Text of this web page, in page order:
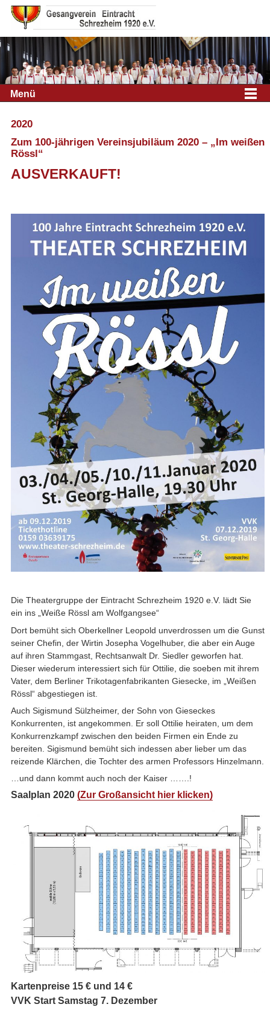
Menü
2020
Zum 100-jährigen Vereinsjubiläum 2020 – „Im weißen
Rössl“
AUSVERKAUFT!
Die Theatergruppe der Eintracht Schrezheim 1920 e.V. lädt Sie
ein ins „Weiße Rössl am Wolfgangsee“
Dort bemüht sich Oberkellner Leopold unverdrossen um die Gunst
seiner Chefin, der Wirtin Josepha Vogelhuber, die aber ein Auge
auf ihren Stammgast, Rechtsanwalt Dr. Siedler geworfen hat.
Dieser wiederum interessiert sich für Ottilie, die soeben mit ihrem
Vater, dem Berliner Trikotagenfabrikanten Giesecke, im „Weißen
Rössl“ abgestiegen ist.
Auch Sigismund Sülzheimer, der Sohn von Gieseckes
Konkurrenten, ist angekommen. Er soll Ottilie heiraten, um dem
Konkurrenzkampf zwischen den beiden Firmen ein Ende zu
bereiten. Sigismund bemüht sich indessen aber lieber um das
reizende Klärchen, die Tochter des armen Professors Hinzelmann.
…und dann kommt auch noch der Kaiser …….!
Saalplan 2020 (Zur Großansicht hier klicken)
Kartenpreise 15 € und 14 €
VVK Start Samstag 7. Dezember